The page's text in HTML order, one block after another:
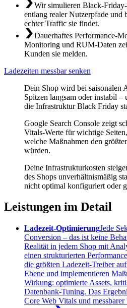
Wir simulieren Black-
entlang realer Nutzerpfade und
echter Traffic sie findet.
Dauerhaftes Performance-
Monitoring und RUM-Daten
Kunden sie melden.
Ladezeiten messbar senken
Dein Shop wird bei saisonalen
Spitzen langsam oder instabil
die Infrastruktur Black Friday
Google Search Console zeigt
Vitals-Werte für wichtige
welche Maßnahmen den
würden.
Deine Infrastrukturkosten
des Shops unverhältnismäßig
nicht optimal konfiguriert oder
Leistungen im Detail
Ladezeit-OptimierungJede
Conversion – das ist keine
Realität in jedem Shop mit
einen strukturierten
die größten Ladezeit-Treiber
Ebene und implementieren
Wirkung: optimierte Assets,
Datenbank-Tuning. Das
Core Web Vitals und messbarer